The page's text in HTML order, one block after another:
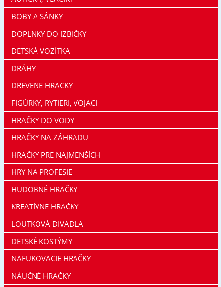
BOBY A SÁNKY
DOPLNKY DO IZBIČKY
DETSKÁ VOZÍTKA
DRÁHY
DREVENÉ HRAČKY
FIGÚRKY, RYTIERI, VOJACI
HRAČKY DO VODY
HRAČKY NA ZÁHRADU
HRAČKY PRE NAJMENŠÍCH
HRY NA PROFESIE
HUDOBNÉ HRAČKY
KREATÍVNE HRAČKY
LOUTKOVÁ DIVADLA
DETSKÉ KOSTÝMY
NAFUKOVACIE HRAČKY
NÁUČNÉ HRAČKY